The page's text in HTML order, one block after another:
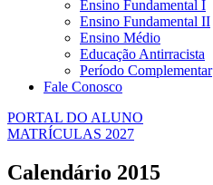
Ensino Fundamental I
Ensino Fundamental II
Ensino Médio
Educação Antirracista
Período Complementar
Fale Conosco
PORTAL DO ALUNO
MATRÍCULAS 2027
Calendário 2015